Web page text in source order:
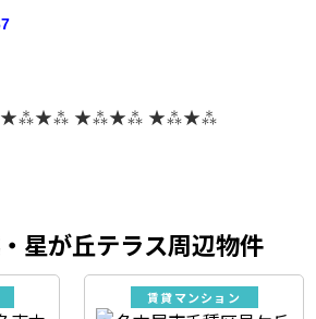
★⁂★⁂ ★⁂★⁂
星が丘テラス周辺物件
賃貸マンション